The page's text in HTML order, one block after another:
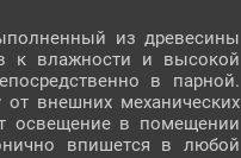
из древесины
к влажности и высокой
в парной.
внешних механических
освещение в помещении
впишется в любой